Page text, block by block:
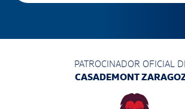
PATROCINADOR OFICIAL
CASADEMONT